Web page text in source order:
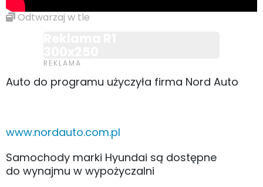
Odtwarzaj w tle
Auto do programu użyczyła firma Nord Auto
www.nordauto.com.pl
Samochody marki Hyundai są dostępne
do wynajmu w wypożyczalni